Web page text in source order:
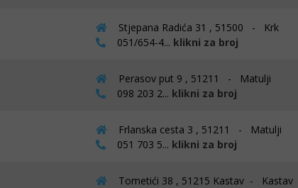
Stjepana Radića 31 , 51500 - Krk
051/654-4... klikni za broj
Perasov put 9 , 51211 - Matulji
098 203 2... klikni za broj
Frlanska cesta 3 , 51211 - Matulji
051 703 5... klikni za broj
Tometići 38 , 51215 Kastav - Kastav